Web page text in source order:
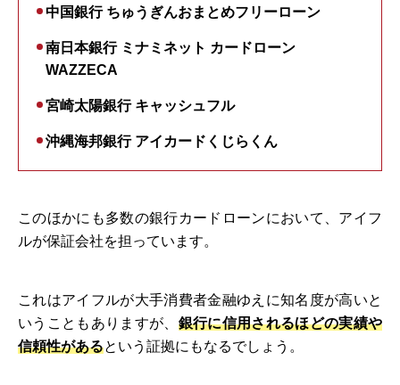
中国銀行 ちゅうぎんおまとめフリーローン
南日本銀行 ミナミネット カードローン
WAZZECA
宮崎太陽銀行 キャッシュフル
沖縄海邦銀行 アイカードくじらくん
このほかにも多数の銀行カードローンにおいて、アイフ
ルが保証会社を担っています。
これはアイフルが大手消費者金融ゆえに知名度が高いと
いうこともありますが、 銀行に信用されるほどの実績や
信頼性があるという証拠にもなるでしょう。